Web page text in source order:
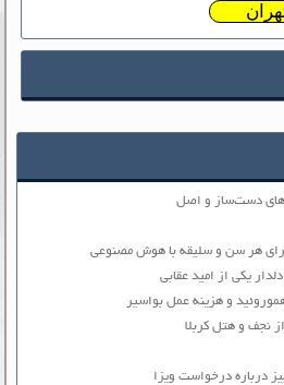
دست‌ساز و اصل
هر سن و سلیقه با هوش مصنوعی
یکی از امید عقابی
و هزینه عمل بواسیر
نجف و هتل کربلا
درباره درخواست ویزا